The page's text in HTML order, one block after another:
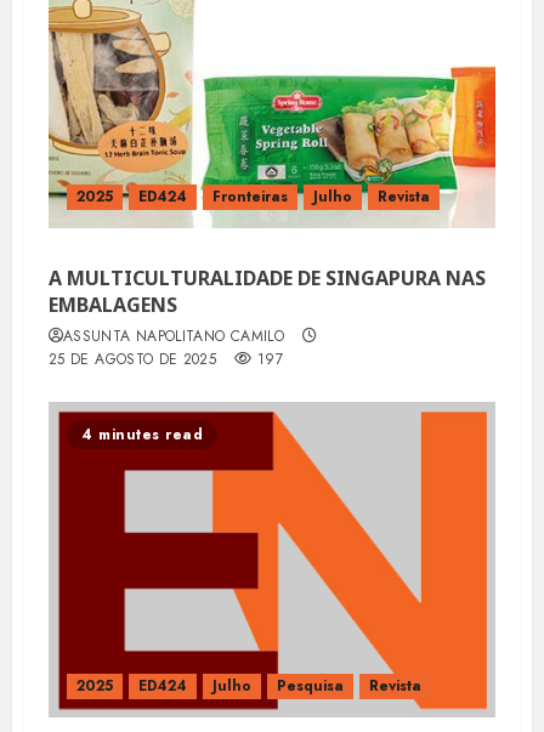
2025 ED424 Fronteiras Julho Revista
A MULTICULTURALIDADE DE SINGAPURA NAS
EMBALAGENS
ASSUNTA NAPOLITANO CAMILO
25 DE AGOSTO DE 2025
197
4 minutes read
2025 ED424 Julho Pesquisa Revista